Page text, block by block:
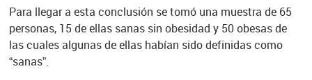
Para llegar a esta conclusión se tomó una muestra de 65
personas, 15 de ellas sanas sin obesidad y 50 obesas de
las cuales algunas de ellas habían sido definidas como
“sanas”.